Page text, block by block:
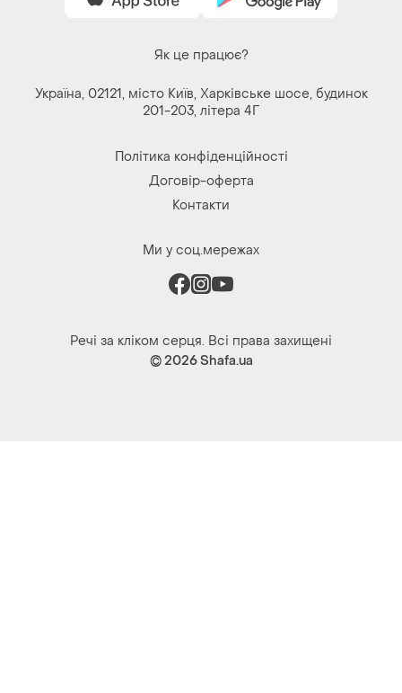
Як це працює?
Україна, 02121, місто Київ, Харківське шосе, будинок
201-203, літера 4Г
Політика конфіденційності
Договір-оферта
Контакти
Ми у соц.мережах
Речі за кліком серця. Всі права захищені
© 2026Shafa.ua